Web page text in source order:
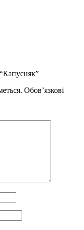
Обов’язкові